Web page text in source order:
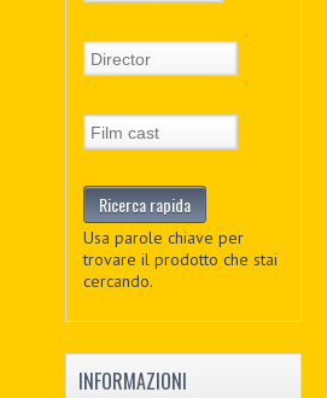
Usa parole chiave per
trovare il prodotto che stai
cercando.
INFORMAZIONI